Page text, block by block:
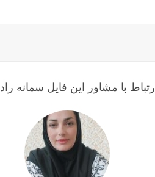
ارتباط با مشاور این فایل سمانه راد